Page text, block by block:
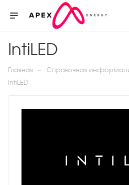
IntiLED
Главная — Справочная
IntiLED